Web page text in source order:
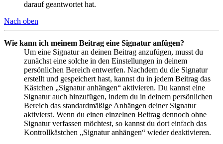
darauf geantwortet hat.
Nach oben
Wie kann ich meinem Beitrag eine Signatur anfügen?
Um eine Signatur an deinen Beitrag anzufügen, musst du
zunächst eine solche in den Einstellungen in deinem
persönlichen Bereich entwerfen. Nachdem du die Signatur
erstellt und gespeichert hast, kannst du in jedem Beitrag das
Kästchen „Signatur anhängen“ aktivieren. Du kannst eine
Signatur auch hinzufügen, indem du in deinem persönlichen
Bereich das standardmäßige Anhängen deiner Signatur
aktivierst. Wenn du einen einzelnen Beitrag dennoch ohne
Signatur verfassen möchtest, so kannst du dort einfach das
Kontrollkästchen „Signatur anhängen“ wieder deaktivieren.